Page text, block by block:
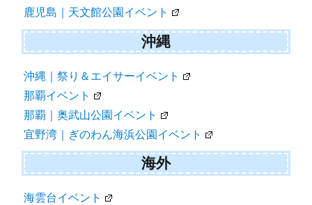
鹿児島｜天文館公園イベント
沖縄
沖縄｜祭り＆エイサーイベント
那覇イベント
那覇｜奥武山公園イベント
宜野湾｜ぎのわん海浜公園イベント
海外
海雲台イベント